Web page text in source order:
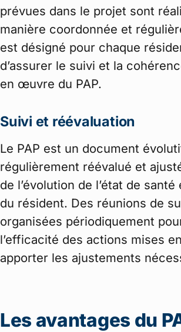
prévues dans le projet sont
manière coordonnée et
est désigné pour chaque
d’assurer le suivi et la
en œuvre du PAP.
Suivi et réévaluation
Le PAP est un document
régulièrement réévalué et
de l’évolution de l’état de
du résident. Des réunions de
organisées périodiquement
l’efficacité des actions mises
apporter les ajustements
Les avantages du